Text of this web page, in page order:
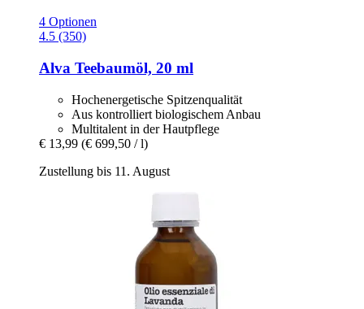
4 Optionen
4.5 (350)
Alva Teebaumöl, 20 ml
Hochenergetische Spitzenqualität
Aus kontrolliert biologischem Anbau
Multitalent in der Hautpflege
€ 13,99 (€ 699,50 / l)
Zustellung bis 11. August